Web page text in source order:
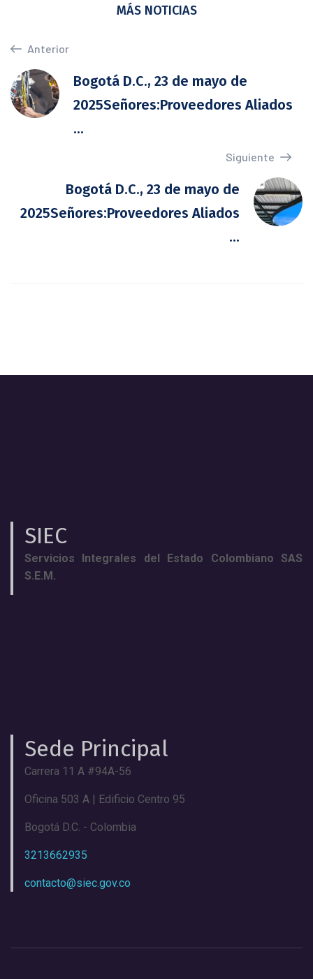
MÁS NOTICIAS
Anterior
Bogotá D.C., 23 de mayo de
2025Señores:Proveedores Aliados
...
Siguiente
Bogotá D.C., 23 de mayo de
2025Señores:Proveedores Aliados
...
SIEC
Servicios Integrales del Estado Colombiano SAS
S.E.M.
Sede Principal
Carrera 11 A #94A-56
Oficina 503 A | Edificio Centro 95
Bogotá D.C. - Colombia
3213662935
contacto@siec.gov.co